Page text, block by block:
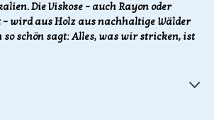
Die Viskose – auch Rayon oder
wird aus Holz aus nachhaltige Wälder
so schön sagt: Alles, was wir stricken, ist